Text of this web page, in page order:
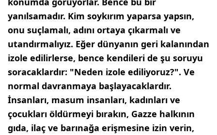
yanılsamadır. Kim soykırım yaparsa yapsın,
onu suçlamalı, adını ortaya çıkarmalı ve
utandırmalıyız. Eğer dünyanın geri kalanından
izole edilirlerse, bence kendileri de şu soruyu
soracaklardır: "Neden izole ediliyoruz?". Ve
normal davranmaya başlayacaklardır.
İnsanları, masum insanları, kadınları ve
çocukları öldürmeyi bırakın, Gazze halkının
gıda, ilaç ve barınağa erişmesine izin verin,